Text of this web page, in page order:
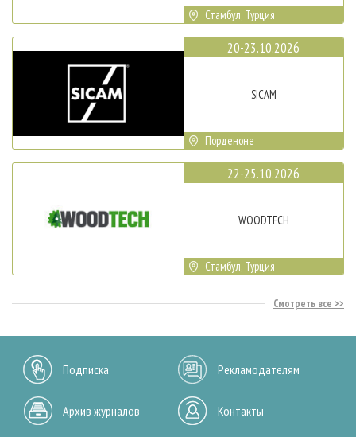
Стамбул, Турция
20-23.10.2026
SICAM
Порденоне
22-25.10.2026
WOODTECH
Стамбул, Турция
Смотреть все
Подписка Рекламодателям
Архив журналов Контакты